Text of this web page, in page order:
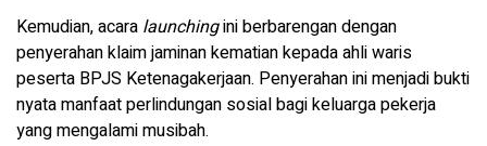
Kemudian, acara launchingini berbarengan dengan
penyerahan klaim jaminan kematian kepada ahli waris
peserta BPJS Ketenagakerjaan. Penyerahan ini menjadi bukti
nyata manfaat perlindungan sosial bagi keluarga pekerja
yang mengalami musibah.